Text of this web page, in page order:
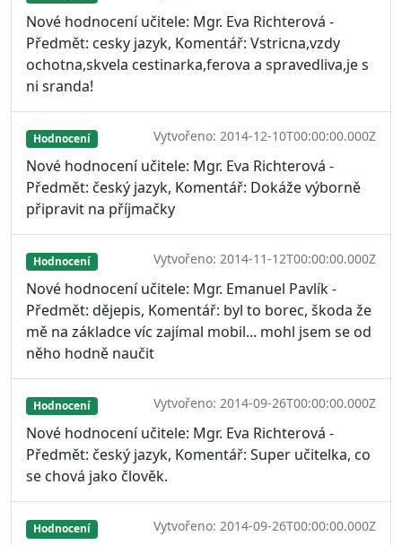
Nové hodnocení učitele: Mgr. Eva Richterová -
Předmět: cesky jazyk, Komentář: Vstricna,vzdy
ochotna,skvela cestinarka,ferova a spravedliva,je s
ni sranda!
Hodnocení Vytvořeno: 2014-12-10T00:00:00.000Z
Nové hodnocení učitele: Mgr. Eva Richterová -
Předmět: český jazyk, Komentář: Dokáže výborně
připravit na příjmačky
Hodnocení Vytvořeno: 2014-11-12T00:00:00.000Z
Nové hodnocení učitele: Mgr. Emanuel Pavlík -
Předmět: dějepis, Komentář: byl to borec, škoda že
mě na základce víc zajímal mobil... mohl jsem se od
něho hodně naučit
Hodnocení Vytvořeno: 2014-09-26T00:00:00.000Z
Nové hodnocení učitele: Mgr. Eva Richterová -
Předmět: český jazyk, Komentář: Super učitelka, co
se chová jako člověk.
Hodnocení Vytvořeno: 2014-09-26T00:00:00.000Z